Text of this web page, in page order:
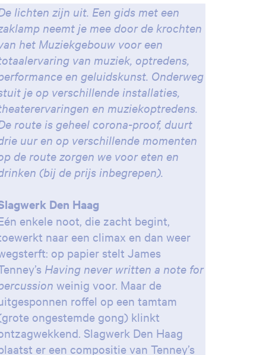
lichten zijn uit. Een gids met een
neemt je mee door de krochten
het Muziekgebouw voor een
van muziek, optredens,
en geluidskunst. Onderweg
je op verschillende installaties,
en muziekoptredens.
route is geheel corona-proof, duurt
uur en op verschillende momenten
de route zorgen we voor eten en
(bij de prijs inbegrepen).
Den Haag
enkele noot, die zacht begint,
naar een climax en dan weer
op papier stelt James
Having never written a note for
weinig voor. Maar de
roffel op een tamtam
ongestemde gong) klinkt
Slagwerk Den Haag
er een compositie van Tenney’s